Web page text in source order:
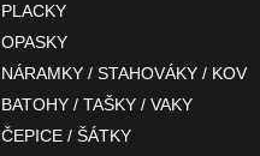
PLACKY
OPASKY
NÁRAMKY / STAHOVÁKY / KOV
BATOHY / TAŠKY / VAKY
ČEPICE / ŠÁTKY